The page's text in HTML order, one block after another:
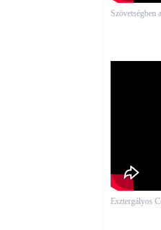
Szövetségben
Esztergályos